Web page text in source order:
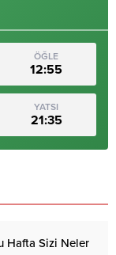
ÖĞLE
12:55
YATSI
21:35
Hafta Sizi Neler